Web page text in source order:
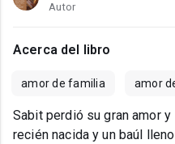
Autor
Acerca del libro
amor de familia amor
Sabit perdió su gran amor
recién nacida y un baúl